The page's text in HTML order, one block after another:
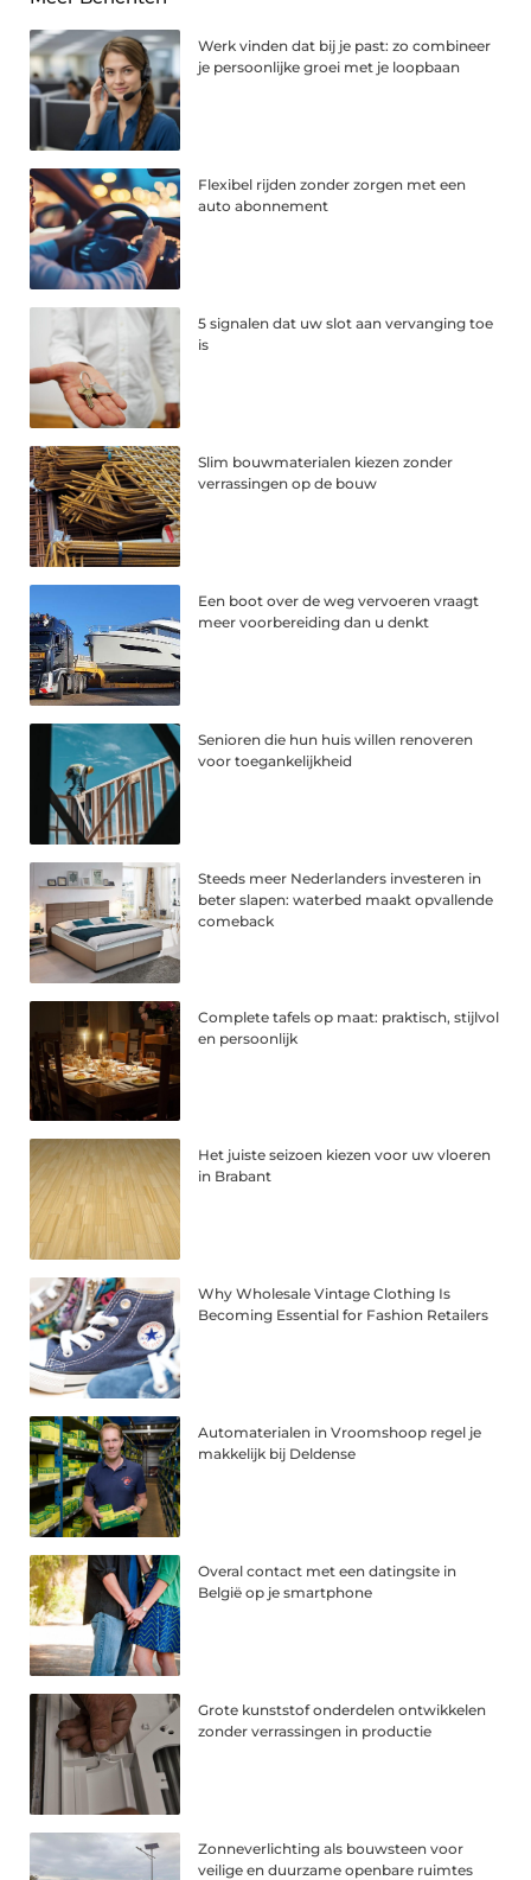
Werk vinden dat bij je past: zo combineer
je persoonlijke groei met je loopbaan
Flexibel rijden zonder zorgen met een
auto abonnement
5 signalen dat uw slot aan vervanging toe
is
Slim bouwmaterialen kiezen zonder
verrassingen op de bouw
Een boot over de weg vervoeren vraagt
meer voorbereiding dan u denkt
Senioren die hun huis willen renoveren
voor toegankelijkheid
Steeds meer Nederlanders investeren in
beter slapen: waterbed maakt opvallende
comeback
Complete tafels op maat: praktisch, stijlvol
en persoonlijk
Het juiste seizoen kiezen voor uw vloeren
in Brabant
Why Wholesale Vintage Clothing Is
Becoming Essential for Fashion Retailers
Automaterialen in Vroomshoop regel je
makkelijk bij Deldense
Overal contact met een datingsite in
België op je smartphone
Grote kunststof onderdelen ontwikkelen
zonder verrassingen in productie
Zonneverlichting als bouwsteen voor
veilige en duurzame openbare ruimtes